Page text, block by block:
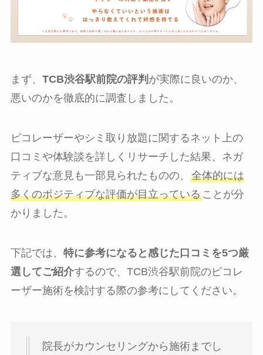
まず、 TCB渋谷駅前院の評判 が実際に良いのか、
悪いのかを徹底的に調査しました。
ピコレーザーやシミ取り放題に関するネット上の
口コミや体験談を詳しくリサーチした結果、ネガ
ティブな意見も一部見られたものの、 全体的には
多くのポジティブな評価が目立っていることが分
かりました。
下記では、 特に参考になると感じた口コミを5つ厳
選してご紹介するので、TCB渋谷駅前院のピコレ
ーザー施術を検討する際の参考にしてください。
院長がカウンセリングから施術までし